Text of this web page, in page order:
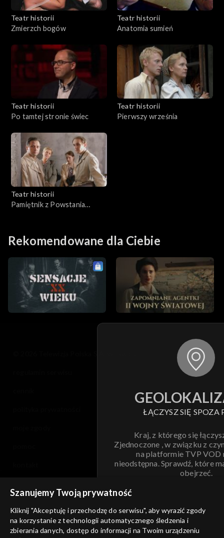
Teatr historii
Zmierzch bogów
Teatr historii
Anatomia sumień
Teatr historii
Po tamtej stronie świec
Teatr historii
Pierwszy września
Teatr historii
Pamiętnik z Powstania
Rekomendowane dla Ciebie
ŁĄCZYSZ SIĘ SPOZA
Kraj, z którego się
Zjednoczone , w związku z
na platformie TVP VOD
nieodstępna. Sprawdź, które
obejrzeć.
ANULUJ
informacje o dostawcy usług
Szanujemy Twoją prywatność
Kliknij "Akceptuję i przechodzę do serwisu", aby wyrazić zgody
na korzystanie z technologii automatycznego śledzenia i
zbierania danych, dostęp do informacji na Twoim urządzeniu